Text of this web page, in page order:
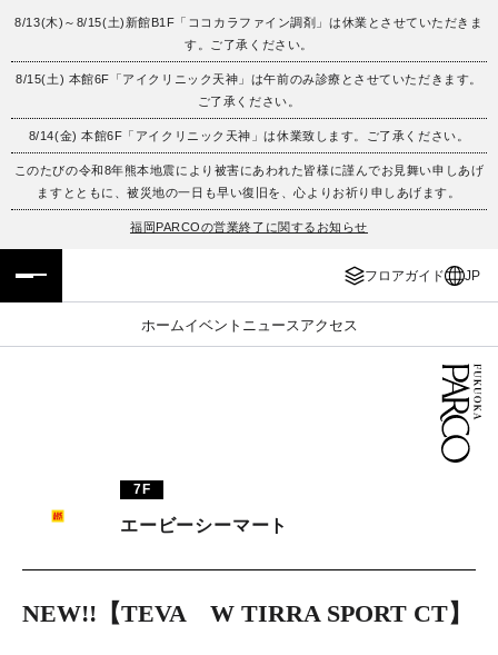
8/13(木)～8/15(土)新館B1F「ココカラファイン調剤」は休業とさせていただきま
す。ご了承ください。
8/15(土) 本館6F「アイクリニック天神」は午前のみ診療とさせていただきます。
ご了承ください。
8/14(金) 本館6F「アイクリニック天神」は休業致します。ご了承ください。
このたびの令和8年熊本地震により被害にあわれた皆様に謹んでお見舞い申しあげ
ますとともに、被災地の一日も早い復旧を、心よりお祈り申しあげます。
福岡PARCOの営業終了に関するお知らせ
フロアガイド JP
ホームイベント ニュース アクセス
フロアガイド
施設案内・アクセス
イベント・ポップアップ
レストラン・カフェ
ENGLISH
繁体字
簡体字
ภาษาไทย
7F
エービーシーマート
NEW!!【TEVA W TIRRA SPORT CT】